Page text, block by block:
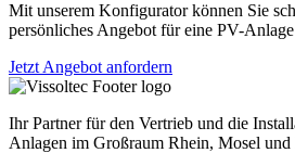
Mit unserem Konfigurator können Sie
persönliches Angebot für eine PV-Anlage
Jetzt Angebot anfordern
Ihr Partner für den Vertrieb und die
Anlagen im Großraum Rhein, Mosel